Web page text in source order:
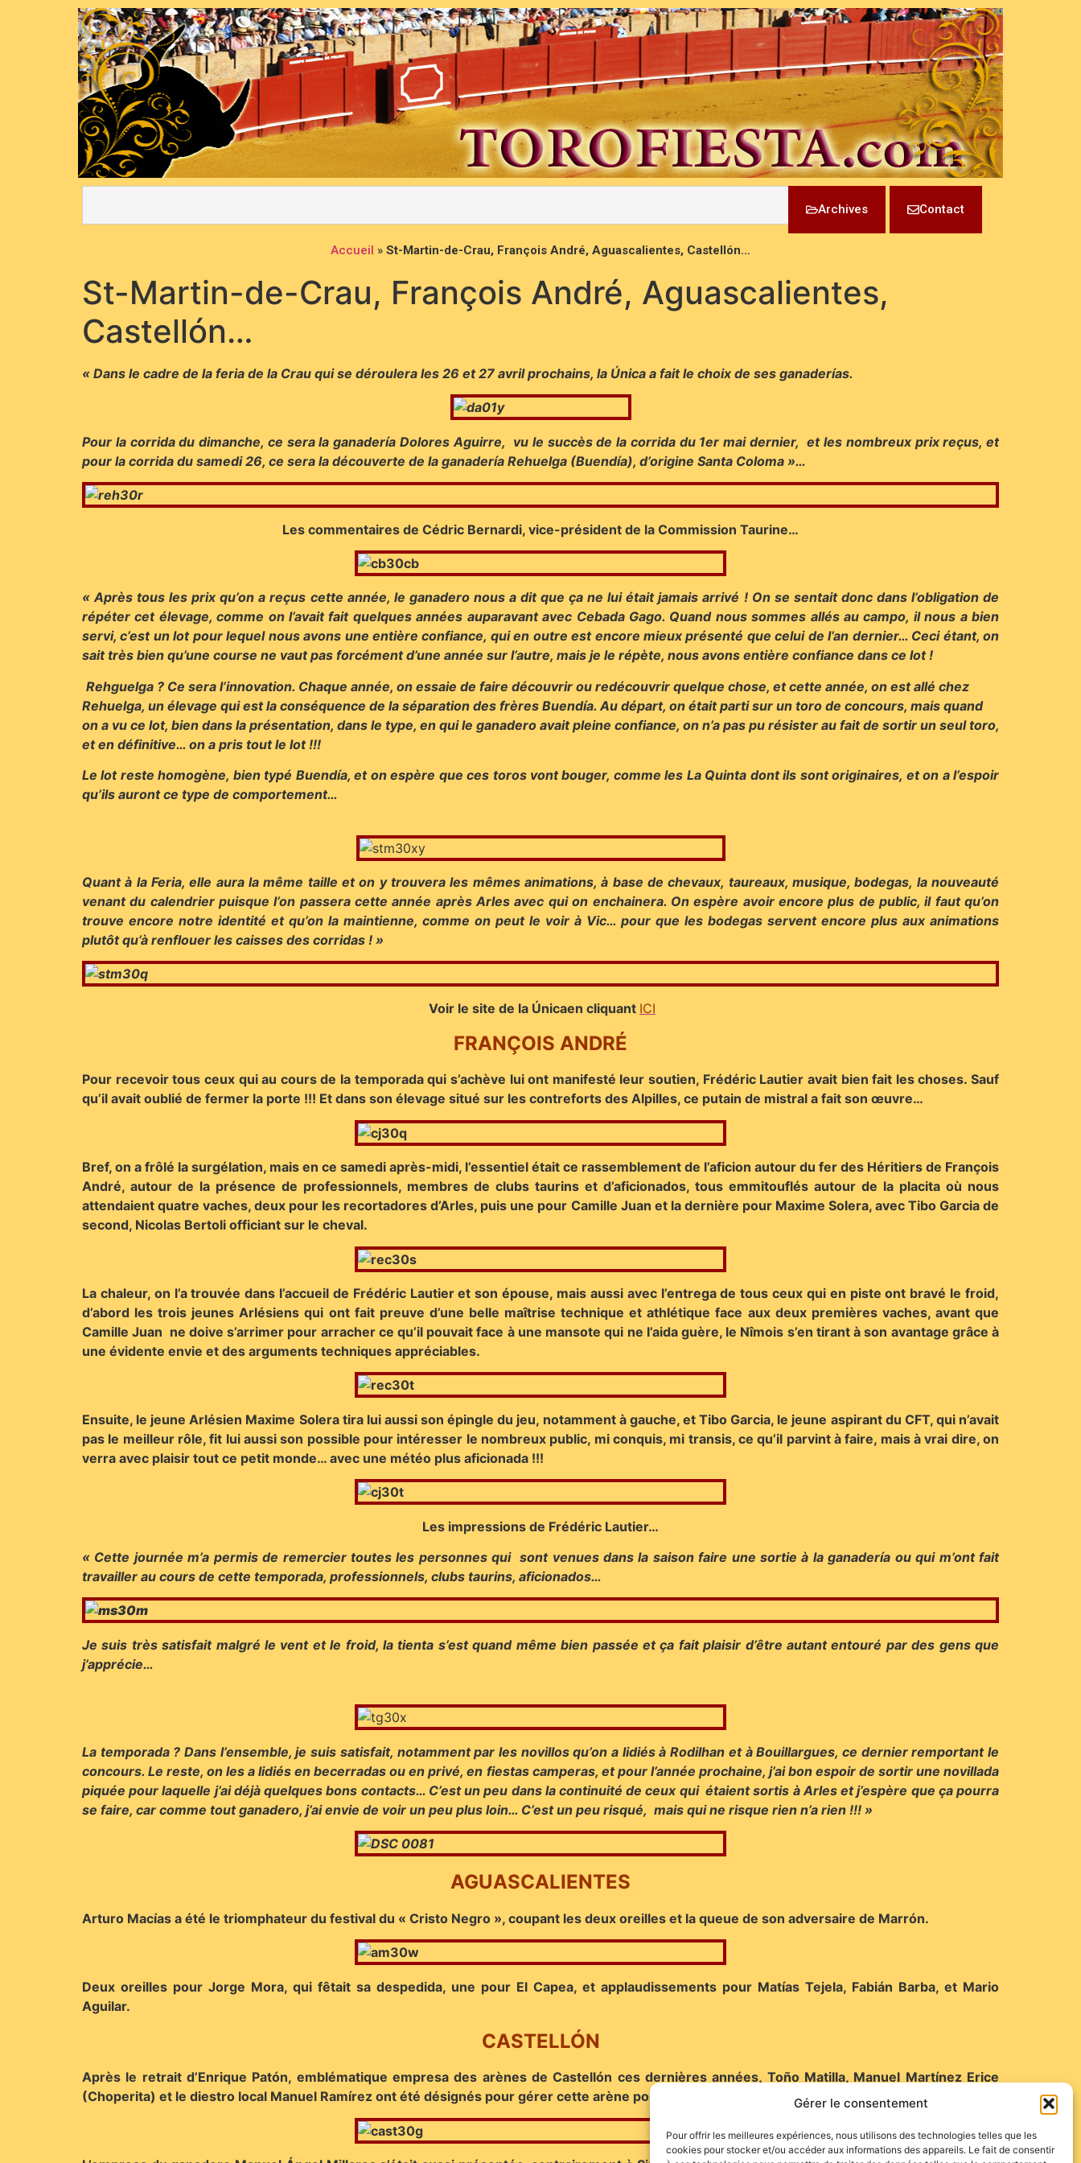
Gérer le consentement
Pour offrir les meilleures expériences, nous utilisons des technologies telles que les
cookies pour stocker et/ou accéder aux informations des appareils. Le fait de consentir
Archives Contact
Accueil » St-Martin-de-Crau, François André, Aguascalientes, Castellón…
St-Martin-de-Crau, François André, Aguascalientes,
Castellón…
« Dans le cadre de la feria de la Crau qui se déroulera les 26 et 27 avril prochains, la Única a fait le choix de ses ganaderías.
Pour la corrida du dimanche, ce sera la ganadería Dolores Aguirre, vu le succès de la corrida du 1er mai dernier, et les nombreux prix reçus, et
pour la corrida du samedi 26, ce sera la découverte de la ganadería Rehuelga (Buendía), d’origine Santa Coloma »…
Les commentaires de Cédric Bernardi, vice-président de la Commission Taurine…
« Après tous les prix qu’on a reçus cette année, le ganadero nous a dit que ça ne lui était jamais arrivé ! On se sentait donc dans l’obligation de
répéter cet élevage, comme on l’avait fait quelques années auparavant avec Cebada Gago. Quand nous sommes allés au campo, il nous a bien
servi, c’est un lot pour lequel nous avons une entière confiance, qui en outre est encore mieux présenté que celui de l’an dernier… Ceci étant, on
sait très bien qu’une course ne vaut pas forcément d’une année sur l’autre, mais je le répète, nous avons entière confiance dans ce lot !
Rehguelga ? Ce sera l’innovation. Chaque année, on essaie de faire découvrir ou redécouvrir quelque chose, et cette année, on est allé chez
Rehuelga, un élevage qui est la conséquence de la séparation des frères Buendía. Au départ, on était parti sur un toro de concours, mais quand
on a vu ce lot, bien dans la présentation, dans le type, en qui le ganadero avait pleine confiance, on n’a pas pu résister au fait de sortir un seul toro,
et en définitive… on a pris tout le lot !!!
Le lot reste homogène, bien typé Buendía, et on espère que ces toros vont bouger, comme les La Quinta dont ils sont originaires, et on a l’espoir
qu’ils auront ce type de comportement…
Quant à la Feria, elle aura la même taille et on y trouvera les mêmes animations, à base de chevaux, taureaux, musique, bodegas, la nouveauté
venant du calendrier puisque l’on passera cette année après Arles avec qui on enchainera. On espère avoir encore plus de public, il faut qu’on
trouve encore notre identité et qu’on la maintienne, comme on peut le voir à Vic… pour que les bodegas servent encore plus aux animations
plutôt qu’à renflouer les caisses des corridas ! »
Voir le site de la Únicaen cliquant ICI
FRANÇOIS ANDRÉ
Pour recevoir tous ceux qui au cours de la temporada qui s’achève lui ont manifesté leur soutien, Frédéric Lautier avait bien fait les choses. Sauf
qu’il avait oublié de fermer la porte !!! Et dans son élevage situé sur les contreforts des Alpilles, ce putain de mistral a fait son œuvre…
Bref, on a frôlé la surgélation, mais en ce samedi après-midi, l’essentiel était ce rassemblement de l’aficion autour du fer des Héritiers de François
André, autour de la présence de professionnels, membres de clubs taurins et d’aficionados, tous emmitouflés autour de la placita où nous
attendaient quatre vaches, deux pour les recortadores d’Arles, puis une pour Camille Juan et la dernière pour Maxime Solera, avec Tibo Garcia de
second, Nicolas Bertoli officiant sur le cheval.
La chaleur, on l’a trouvée dans l’accueil de Frédéric Lautier et son épouse, mais aussi avec l’entrega de tous ceux qui en piste ont bravé le froid,
d’abord les trois jeunes Arlésiens qui ont fait preuve d’une belle maîtrise technique et athlétique face aux deux premières vaches, avant que
Camille Juan ne doive s’arrimer pour arracher ce qu’il pouvait face à une mansote qui ne l’aida guère, le Nîmois s’en tirant à son avantage grâce à
une évidente envie et des arguments techniques appréciables.
Ensuite, le jeune Arlésien Maxime Solera tira lui aussi son épingle du jeu, notamment à gauche, et Tibo Garcia, le jeune aspirant du CFT, qui n’avait
pas le meilleur rôle, fit lui aussi son possible pour intéresser le nombreux public, mi conquis, mi transis, ce qu’il parvint à faire, mais à vrai dire, on
verra avec plaisir tout ce petit monde… avec une météo plus aficionada !!!
Les impressions de Frédéric Lautier…
« Cette journée m’a permis de remercier toutes les personnes qui sont venues dans la saison faire une sortie à la ganadería ou qui m’ont fait
travailler au cours de cette temporada, professionnels, clubs taurins, aficionados…
Je suis très satisfait malgré le vent et le froid, la tienta s’est quand même bien passée et ça fait plaisir d’être autant entouré par des gens que
j’apprécie…
La temporada ? Dans l’ensemble, je suis satisfait, notamment par les novillos qu’on a lidiés à Rodilhan et à Bouillargues, ce dernier remportant le
concours. Le reste, on les a lidiés en becerradas ou en privé, en fiestas camperas, et pour l’année prochaine, j’ai bon espoir de sortir une novillada
piquée pour laquelle j’ai déjà quelques bons contacts… C’est un peu dans la continuité de ceux qui étaient sortis à Arles et j’espère que ça pourra
se faire, car comme tout ganadero, j’ai envie de voir un peu plus loin… C’est un peu risqué, mais qui ne risque rien n’a rien !!! »
AGUASCALIENTES
Arturo Macías a été le triomphateur du festival du « Cristo Negro », coupant les deux oreilles et la queue de son adversaire de Marrón.
Deux oreilles pour Jorge Mora, qui fêtait sa despedida, une pour El Capea, et applaudissements pour Matías Tejela, Fabián Barba, et Mario
Aguilar.
CASTELLÓN
Après le retrait d’Enrique Patón, emblématique empresa des arènes de Castellón ces dernières années, Toño Matilla, Manuel Martínez Erice
(Choperita) et le diestro local Manuel Ramírez ont été désignés pour gérer cette arène pour les trois prochaines années.